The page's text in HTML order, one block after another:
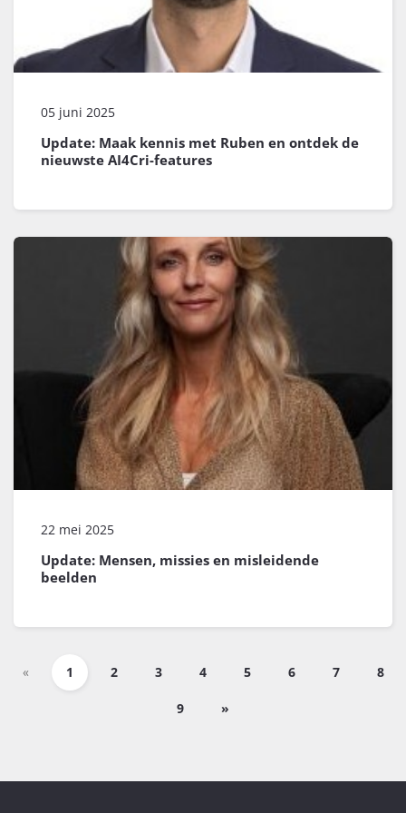
Update: Maak kennis met Ruben en ontdek de
nieuwste AI4Cri-features
05 juni 2025
Update: Mensen, missies en misleidende
beelden
22 mei 2025
« 1 2 3 4 5 6 7 8
9 »